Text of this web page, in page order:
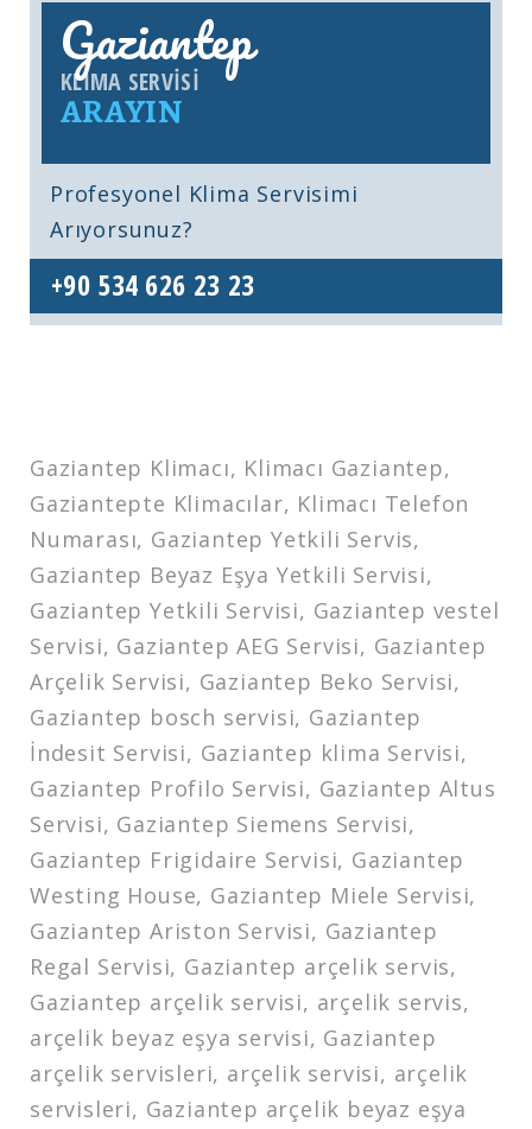
Gaziantep
KLIMA SERVISI
ARAYIN
Profesyonel Klima Servisimi
Arıyorsunuz?
+90 534 626 23 23
Gaziantep Klimacı, Klimacı Gaziantep,
Gaziantepte Klimacılar, Klimacı Telefon
Numarası, Gaziantep Yetkili Servis,
Gaziantep Beyaz Eşya Yetkili Servisi,
Gaziantep Yetkili Servisi, Gaziantep vestel
Servisi, Gaziantep AEG Servisi, Gaziantep
Arçelik Servisi, Gaziantep Beko Servisi,
Gaziantep bosch servisi, Gaziantep
İndesit Servisi, Gaziantep klima Servisi,
Gaziantep Profilo Servisi, Gaziantep Altus
Servisi, Gaziantep Siemens Servisi,
Gaziantep Frigidaire Servisi, Gaziantep
Westing House, Gaziantep Miele Servisi,
Gaziantep Ariston Servisi, Gaziantep
Regal Servisi, Gaziantep arçelik servis,
Gaziantep arçelik servisi, arçelik servis,
arçelik beyaz eşya servisi, Gaziantep
arçelik servisleri, arçelik servisi, arçelik
servisleri, Gaziantep arçelik beyaz eşya